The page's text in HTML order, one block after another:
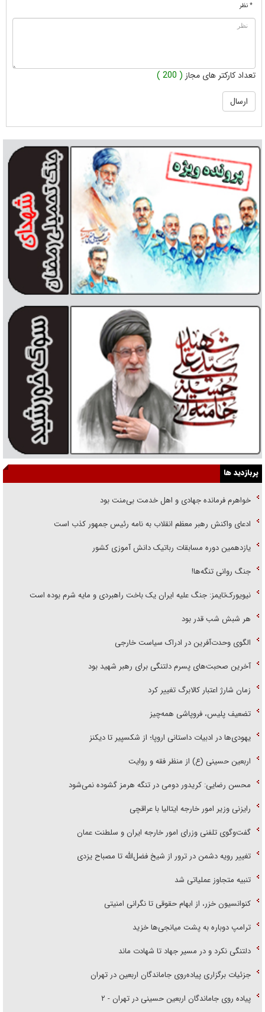
* نظر
تعداد کارکتر های مجاز ( 200 )
پربازدید ها
خواهرم فرمانده جهادی و اهل خدمت بی‌منت بود
ادعای واکنش رهبر معظم انقلاب به نامه رئیس جمهور کذب است
یازدهمین دوره مسابقات رباتیک دانش آموزی کشور
جنگ روانی تنگه‌ها!
نیویورک‌تایمز: جنگ علیه ایران یک باخت راهبردی و مایه شرم بوده است
هر شبش شب قدر بود
الگوی وحدت‌آفرین در ادراک سیاست خارجی
آخرین صحبت‌های پسرم دلتنگی برای رهبر شهید بود
زمان شارژ اعتبار کالابرگ تغییر کرد
تضعیف پلیس، فروپاشی همه‌چیز
یهودی‌ها در ادبیات داستانی اروپا؛ از شکسپیر تا دیکنز
اربعین حسینی (ع) از منظر فقه و روایت
محسن رضایی: کریدور دومی در تنگه هرمز گشوده نمی‌شود
رایزنی وزیر امور خارجه ایتالیا با عراقچی
گفت‌وگوی تلفنی وزرای امور خارجه ایران و سلطنت عمان
تغییر رویه دشمن در ترور از شیخ فضل‌الله تا مصباح یزدی
تنبیه متجاوز عملیاتی شد
کنوانسیون خزر، از ابهام حقوقی تا نگرانی امنیتی
ترامپ دوباره به پشت میانجی‌ها خزید
دلتنگی نکرد و در مسیر جهاد تا شهادت ماند
جزئیات برگزاری پیاده‌روی جاماندگان اربعین در تهران
پیاده روی جاماندگان اربعین حسینی در تهران - ۲